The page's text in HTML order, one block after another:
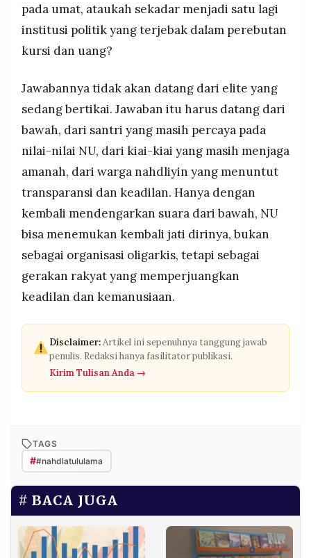
pada umat, ataukah sekadar menjadi satu lagi
institusi politik yang terjebak dalam perebutan
kursi dan uang?
Jawabannya tidak akan datang dari elite yang
sedang bertikai. Jawaban itu harus datang dari
bawah, dari santri yang masih percaya pada
nilai-nilai NU, dari kiai-kiai yang masih menjaga
amanah, dari warga nahdliyin yang menuntut
transparansi dan keadilan. Hanya dengan
kembali mendengarkan suara dari bawah, NU
bisa menemukan kembali jati dirinya, bukan
sebagai organisasi oligarkis, tetapi sebagai
gerakan rakyat yang memperjuangkan
keadilan dan kemanusiaan.
Disclaimer:Artikel ini sepenuhnya tanggung jawab
penulis. Redaksi hanya fasilitator publikasi.
Kirim Tulisan Anda →
TAGS
##nahdlatululama
BACA JUGA